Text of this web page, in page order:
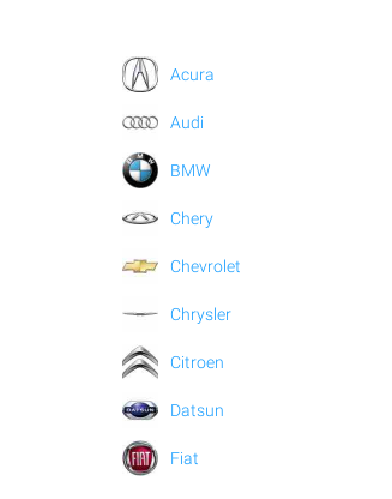
Acura
Audi
BMW
Chery
Chevrolet
Chrysler
Citroen
Datsun
Fiat